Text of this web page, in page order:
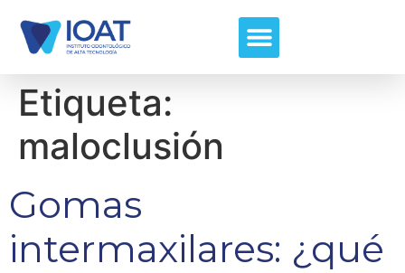
Etiqueta:
maloclusión
Gomas
intermaxilares: ¿qué